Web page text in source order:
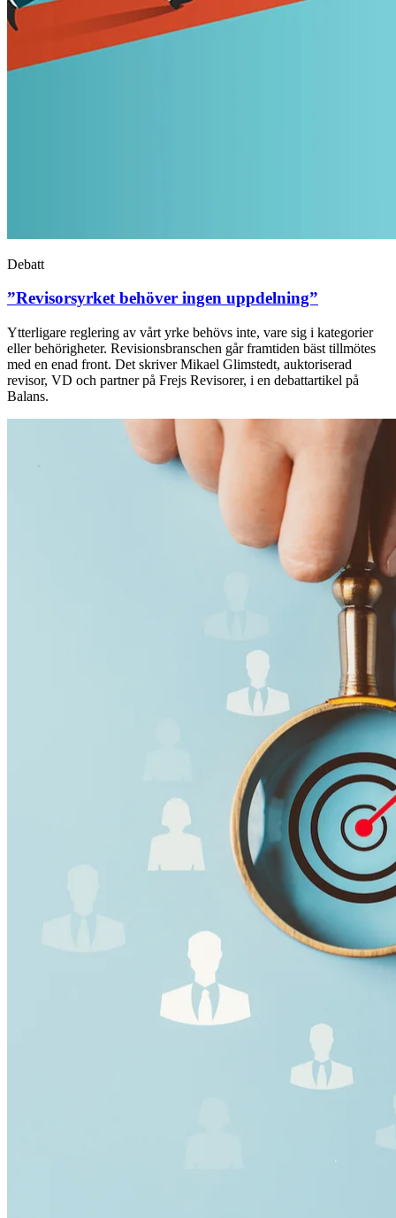
Debatt
”Revisorsyrket behöver ingen uppdelning”
Ytterligare reglering av vårt yrke behövs inte, vare sig i kategorier
eller behörigheter. Revisionsbranschen går framtiden bäst tillmötes
med en enad front. Det skriver Mikael Glimstedt, auktoriserad
revisor, VD och partner på Frejs Revisorer, i en debattartikel på
Balans.